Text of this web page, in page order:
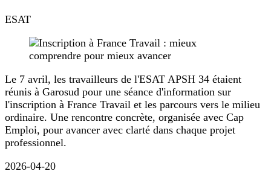
ESAT
Le 7 avril, les travailleurs de l'ESAT APSH 34 étaient
réunis à Garosud pour une séance d'information sur
l'inscription à France Travail et les parcours vers le milieu
ordinaire. Une rencontre concrète, organisée avec Cap
Emploi, pour avancer avec clarté dans chaque projet
professionnel.
2026-04-20